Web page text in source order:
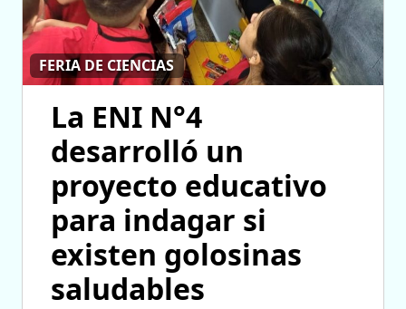
FERIA DE CIENCIAS
La ENI N°4
desarrolló un
proyecto educativo
para indagar si
existen golosinas
saludables